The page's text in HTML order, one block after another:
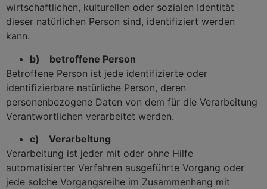
wirtschaftlichen, kulturellen oder sozialen Identität
dieser natürlichen Person sind, identifiziert werden
kann.
b) betroffene Person
Betroffene Person ist jede identifizierte oder
identifizierbare natürliche Person, deren
personenbezogene Daten von dem für die Verarbeitung
Verantwortlichen verarbeitet werden.
c) Verarbeitung
Verarbeitung ist jeder mit oder ohne Hilfe
automatisierter Verfahren ausgeführte Vorgang oder
jede solche Vorgangsreihe im Zusammenhang mit